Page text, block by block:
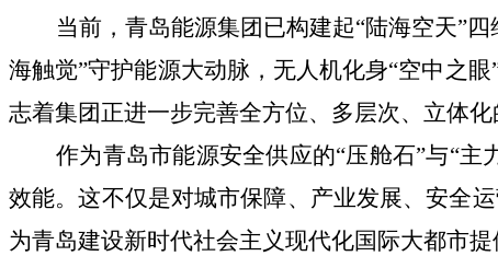
当前，青岛能源集团已构建起“陆海空天”
海触觉”守护能源大动脉，无人机化身“空中之
志着集团正进一步完善全方位、多层次、立体
作为青岛市能源安全供应的“压舱石”与“
效能。这不仅是对城市保障、产业发展、安全
为青岛建设新时代社会主义现代化国际大都市提